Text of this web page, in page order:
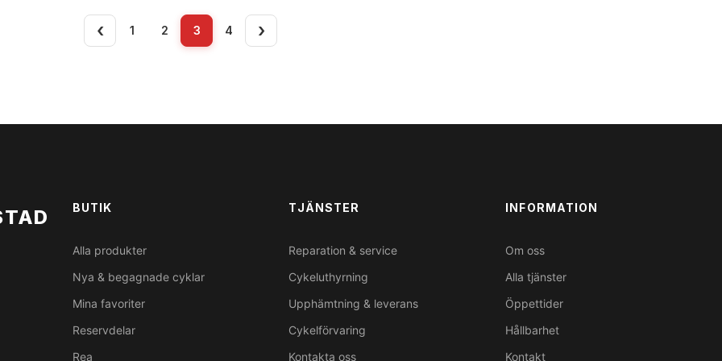
1 2 3 4
BUTIK
Alla produkter
Nya & begagnade cyklar
Mina favoriter
Reservdelar
Rea
TJÄNSTER
Reparation & service
Cykeluthyrning
Upphämtning & leverans
Cykelförvaring
Kontakta oss
INFORMATION
Om oss
Alla tjänster
Öppettider
Hållbarhet
Kontakt